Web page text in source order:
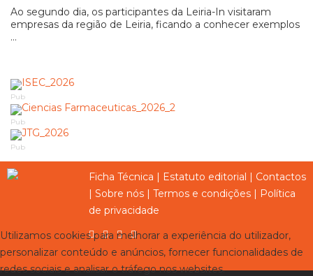
Ao segundo dia, os participantes da Leiria-In visitaram
empresas da região de Leiria, ficando a conhecer exemplos
...
Pub
Pub
Pub
Ficha Técnica | Estatuto editorial | Contactos
| Sobre nós | Termos e condições | Política
de privacidade
Utilizamos cookies para melhorar a experiência do utilizador,
personalizar conteúdo e anúncios, fornecer funcionalidades de
redes sociais e analisar o tráfego nos websites.